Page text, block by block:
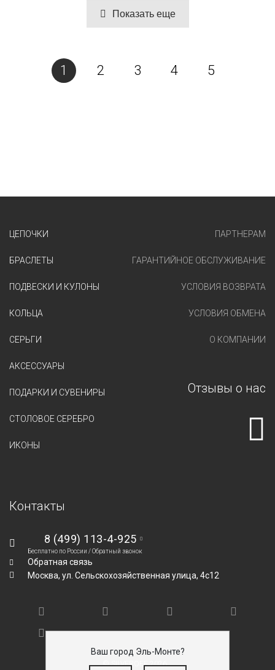
Ваш город Эль-Монте?
Показать еще
1 2 3 4 5
ЦЕПОЧКИ
БРАСЛЕТЫ
ПОДВЕСКИ И КУЛОНЫ
КОЛЬЦА
СЕРЬГИ
АКСЕССУАРЫ
ПОДАРКИ И СУВЕНИРЫ
СТОЛОВОЕ СЕРЕБРО
ИКОНЫ
ПАРТНЕРАМ
ГАРАНТИЙНОЕ ОБСЛУЖИВАНИЕ
УСЛОВИЯ ВОЗВРАТА
УСЛОВИЯ ОБМЕНА
О КОМПАНИИ
Отзывы о нас
Контакты
8 (499) 113-4-925
Бесплатно по России /Обратный звонок
Обратная связь
Москва, ул. Сельскохозяйственная улица, 4с12
© SILVEROFF 2026